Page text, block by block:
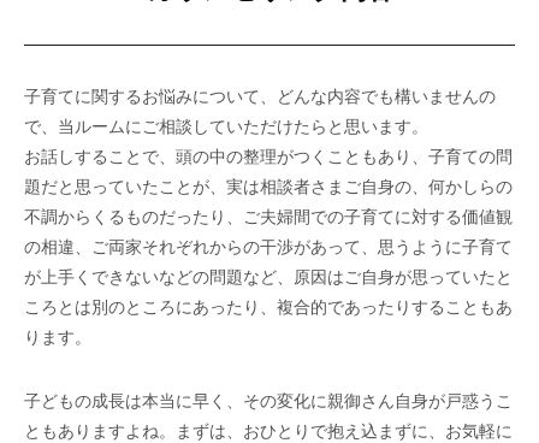
子育てに関するお悩みについて、どんな内容でも構いませんの
で、当ルームにご相談していただけたらと思います。
お話しすることで、頭の中の整理がつくこともあり、子育ての問
題だと思っていたことが、実は相談者さまご自身の、何かしらの
不調からくるものだったり、ご夫婦間での子育てに対する価値観
の相違、ご両家それぞれからの干渉があって、思うように子育て
が上手くできないなどの問題など、原因はご自身が思っていたと
ころとは別のところにあったり、複合的であったりすることもあ
ります。
子どもの成長は本当に早く、その変化に親御さん自身が戸惑うこ
ともありますよね。まずは、おひとりで抱え込まずに、お気軽に